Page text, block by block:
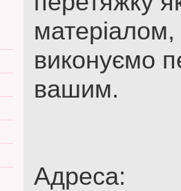
матеріалом,
виконуємо
вашим.
Адреса: